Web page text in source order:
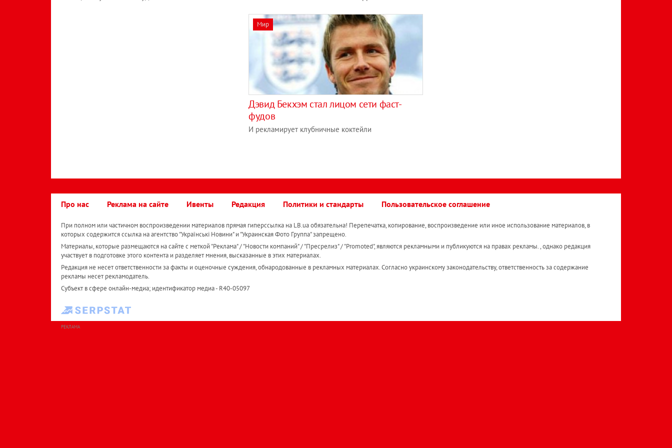
Мир
Дэвид Бекхэм стал лицом сети фаст-
фудов
И рекламирует клубничные коктейли
Про нас Реклама на сайте Ивенты Редакция Политики и стандарты Пользовательское соглашение
При полном или частичном воспроизведении материалов прямая гиперссылка на LB.ua обязательна! Перепечатка, копирование, воспроизведение или иное использование материалов, в
которых содержится ссылка на агентство "Українськi Новини" и "Украинская Фото Группа" запрещено.
Материалы, которые размещаются на сайте с меткой "Реклама" / "Новости компаний" / "Пресрелиз" / "Promoted", являются рекламными и публикуются на правах рекламы. , однако редакция
участвует в подготовке этого контента и разделяет мнения, высказанные в этих материалах.
Редакция не несет ответственности за факты и оценочные суждения, обнародованные в рекламных материалах. Согласно украинскому законодательству, ответственность за содержание
рекламы несет рекламодатель.
Субъект в сфере онлайн-медиа; идентификатор медиа - R40-05097
РЕКЛАМА